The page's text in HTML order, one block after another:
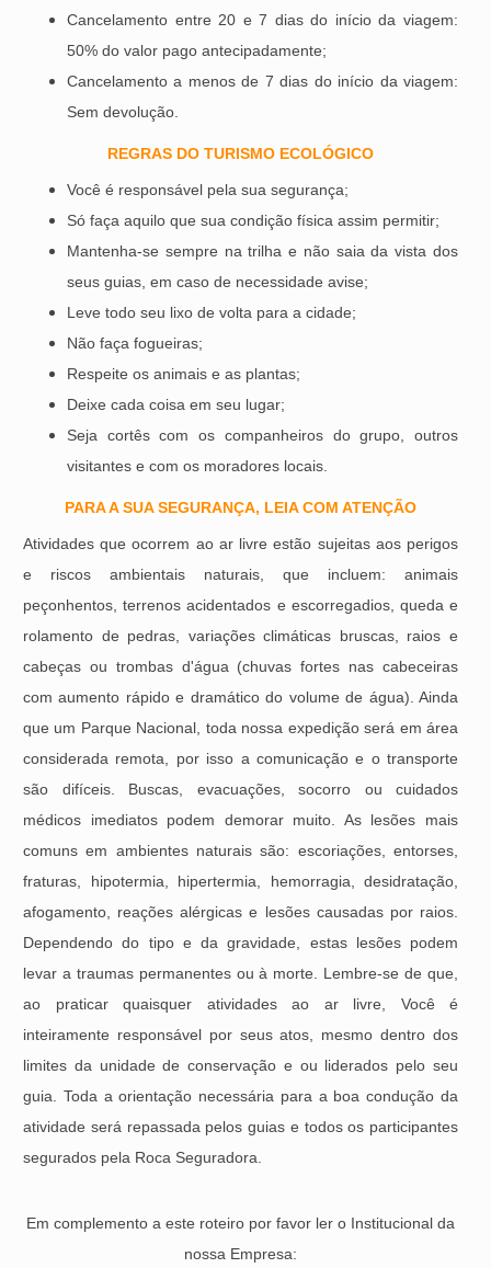
Cancelamento entre 20 e 7 dias do início da viagem:
50% do valor pago antecipadamente;
Cancelamento a menos de 7 dias do início da viagem:
Sem devolução.
REGRAS DO TURISMO ECOLÓGICO
Você é responsável pela sua segurança;
Só faça aquilo que sua condição física assim permitir;
Mantenha-se sempre na trilha e não saia da vista dos
seus guias, em caso de necessidade avise;
Leve todo seu lixo de volta para a cidade;
Não faça fogueiras;
Respeite os animais e as plantas;
Deixe cada coisa em seu lugar;
Seja cortês com os companheiros do grupo, outros
visitantes e com os moradores locais.
PARA A SUA SEGURANÇA, LEIA COM ATENÇÃO
Atividades que ocorrem ao ar livre estão sujeitas aos perigos
e riscos ambientais naturais, que incluem: animais
peçonhentos, terrenos acidentados e escorregadios, queda e
rolamento de pedras, variações climáticas bruscas, raios e
cabeças ou trombas d'água (chuvas fortes nas cabeceiras
com aumento rápido e dramático do volume de água). Ainda
que um Parque Nacional, toda nossa expedição será em área
considerada remota, por isso a comunicação e o transporte
são difíceis. Buscas, evacuações, socorro ou cuidados
médicos imediatos podem demorar muito. As lesões mais
comuns em ambientes naturais são: escoriações, entorses,
fraturas, hipotermia, hipertermia, hemorragia, desidratação,
afogamento, reações alérgicas e lesões causadas por raios.
Dependendo do tipo e da gravidade, estas lesões podem
levar a traumas permanentes ou à morte. Lembre-se de que,
ao praticar quaisquer atividades ao ar livre, Você é
inteiramente responsável por seus atos, mesmo dentro dos
limites da unidade de conservação e ou liderados pelo seu
guia. Toda a orientação necessária para a boa condução da
atividade será repassada pelos guias e todos os participantes
segurados pela Roca Seguradora.
Em complemento a este roteiro por favor ler o Institucional da
nossa Empresa: